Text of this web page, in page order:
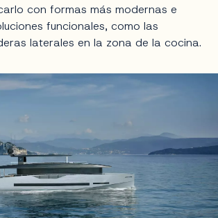
con formas más modernas e
funcionales, como las
laterales en la zona de la cocina.